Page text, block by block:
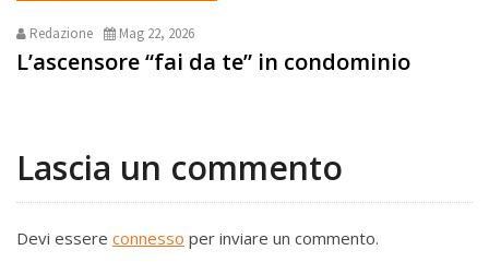
Redazione Mag 22, 2026
L’ascensore “fai da te” in condominio
Lascia un commento
Devi essere connesso per inviare un commento.